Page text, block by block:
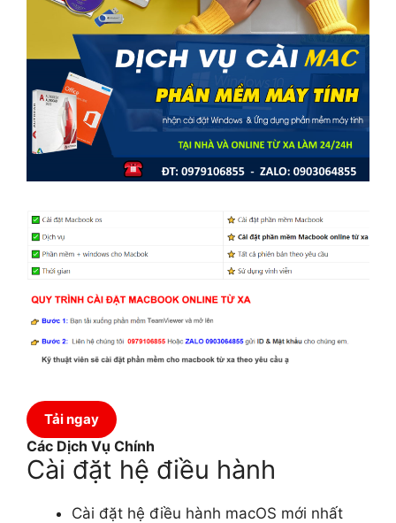
Tải ngay
Các Dịch Vụ Chính
Cài đặt hệ điều hành
Cài đặt hệ điều hành macOS mới nhất